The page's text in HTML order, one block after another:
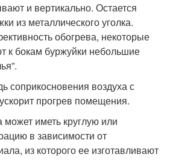
и вертикально. Остается
из металлического уголка.
обогрева, некоторые
к бокам буржуйки небольшие
соприкосновения воздуха с
прогрев помещения.
иметь круглую или
в зависимости от
из которого ее изготавливают